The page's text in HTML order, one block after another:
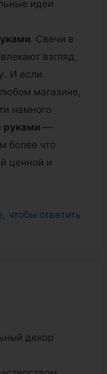
идеи
. Свечи в
взгляд,
И если
магазине,
намного
руками —
более что
ценной и
чтобы ответить
декор